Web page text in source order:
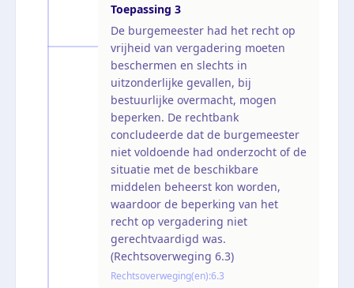
Toepassing 3
De burgemeester had het recht op
vrijheid van vergadering moeten
beschermen en slechts in
uitzonderlijke gevallen, bij
bestuurlijke overmacht, mogen
beperken. De rechtbank
concludeerde dat de burgemeester
niet voldoende had onderzocht of de
situatie met de beschikbare
middelen beheerst kon worden,
waardoor de beperking van het
recht op vergadering niet
gerechtvaardigd was.
(Rechtsoverweging 6.3)
Rechtsoverweging(en):6.3